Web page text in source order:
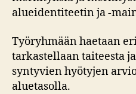
alueidentiteetin ja -
Työryhmään haetaan
tarkastellaan taiteesta
syntyvien hyötyjen
aluetasolla.